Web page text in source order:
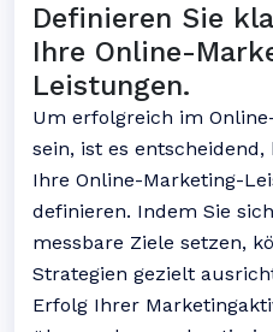
Definieren Sie
Ihre Online-
Leistungen.
Um erfolgreich im
sein, ist es
Ihre Online-Marketing-
definieren. Indem Sie
messbare Ziele setzen,
Strategien gezielt
Erfolg Ihrer